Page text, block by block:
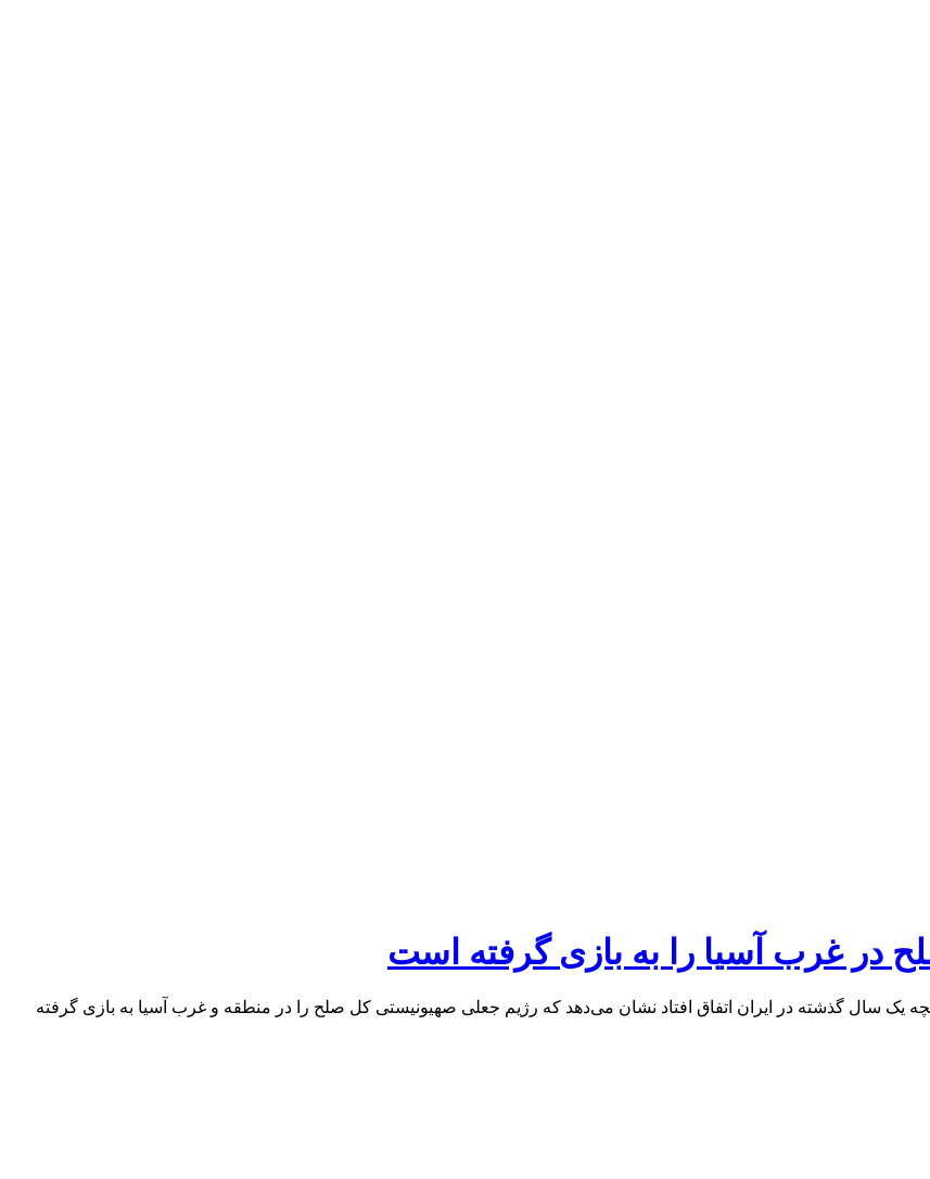
در غرب آسیا را به بازی گرفته است
در غزه اتفاق افتاد و قتل عام ۷۰ هزار انسان و آنچه یک سال گذشته در ایران اتفاق افتاد نشان می‌دهد که رژیم جعلی صهیونیستی کل صلح را در منطقه و غرب آسیا به بازی گرفته